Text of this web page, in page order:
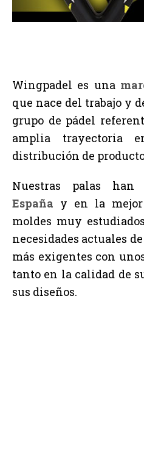
Wingpadel es una
que nace del trabajo y
grupo de pádel
amplia trayectoria
distribución de
Nuestras palas han
España y en la
moldes muy
necesidades actuales
más exigentes con
tanto en la calidad de
sus diseños.